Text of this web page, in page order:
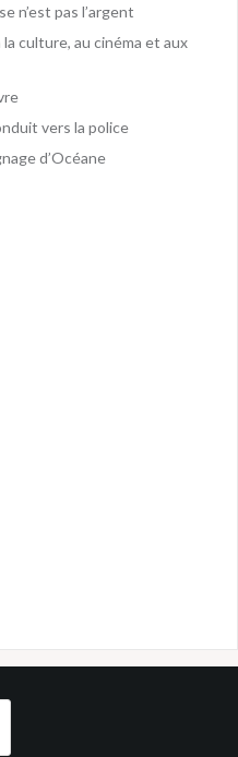
n’est pas l’argent
culture, au cinéma et aux
vers la police
d’Océane